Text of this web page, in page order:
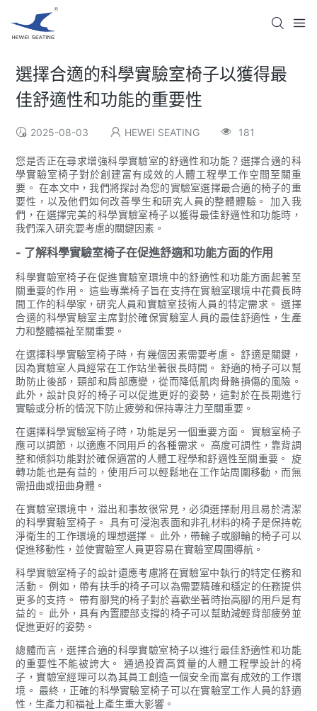
選擇合適的科學實驗室椅子以獲得最
佳舒適性和功能的重要性
2025-08-03 HEWEI SEATING 181
您是否正在尋求增強科學實驗室的舒適性和功能？選擇合適的科
學實驗室椅子對於創建富有成效的人體工程學工作空間至關重
要。 在本文中，我們將探討為您的實驗室選擇最合適的椅子的重
要性，以及他們如何改善學生和研究人員的整體體驗。 加入我
們，在選擇完美的科學實驗室椅子以獲得最佳舒適性和功能時，
我們深入研究要考慮的關鍵因素。
- 了解科學實驗室椅子在促進舒適和功能方面的作用
科學實驗室椅子在促進實驗室環境中的舒適性和功能方面起著至
關重要的作用。 這些專業椅子旨在支持在實驗室環境中花費長時
間工作的科學家，研究人員和實驗室技術人員的特定需求。 選擇
合適的科學實驗室主席對於確保實驗室人員的最佳舒適性，生產
力和整體福祉至關重要。
在選擇科學實驗室椅子時，有幾個因素需要考慮。 舒適是關鍵，
因為實驗室人員經常在工作站坐著很長時間。 舒適的椅子可以幫
助防止後部，頸部和肩部應變，從而降低肌肉骨骼損傷的風險。
此外，設計良好的椅子可以促進更好的姿勢，這對於在長期進行
實驗或分析的情況下防止疲勞和保持專注力至關重要。
在選擇科學實驗室椅子時，功能是另一個重要方面。 實驗室椅子
應可以調節，以適應不同用戶的各種需求。 高度可調性，靠背調
整和傾斜功能對於確保適當的人體工程學和舒適性至關重要。 旋
轉功能也是有益的，使用戶可以輕鬆地在工作站周圍移動，而無
需扭曲或扭曲身體。
在實驗室環境中，溢出和事故很常見，必須選擇耐用且易於清潔
的科學實驗室椅子。 具有可浸泡表面和非孔材料的椅子是保持乾
淨衛生的工作環境的理想選擇。 此外，帶輪子或腳輪的椅子可以
促進移動性，並使實驗室人員更容易在實驗室周圍導航。
科學實驗室椅子的設計還應考慮將在實驗室中執行的特定任務和
活動。 例如，帶有扶手的椅子可以為需要精確和穩定的任務提供
更多的支持。 帶有腳凳的椅子對於喜歡坐著時抬高腳的用戶是有
益的。 此外，具有內置腰部支撐的椅子可以幫助減輕背部疲勞並
促進更好的姿勢。
總體而言，選擇合適的科學實驗室椅子以進行最佳舒適性和功能
的重要性不能被誇大。 通過投資高質量的人體工程學設計的椅
子，實驗室經理可以為其員工創造一個安全而富有成效的工作環
境。 最終，正確的科學實驗室椅子可以在實驗室工作人員的舒適
性，生產力和福祉上產生重大影響。